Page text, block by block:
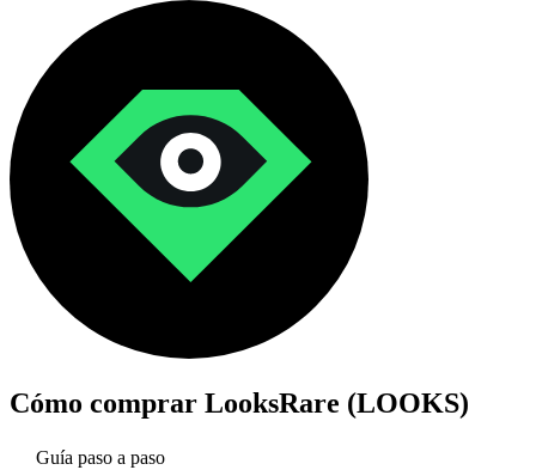
Cómo comprar LooksRare (LOOKS)
Guía paso a paso